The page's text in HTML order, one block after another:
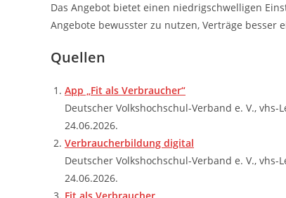
Das Angebot bietet einen niedrigschwelligen
Angebote bewusster zu nutzen, Verträge
Quellen
App „Fit als Verbraucher“
Deutscher Volkshochschul-Verband e. V.,
24.06.2026.
Verbraucherbildung digital
Deutscher Volkshochschul-Verband e. V.,
24.06.2026.